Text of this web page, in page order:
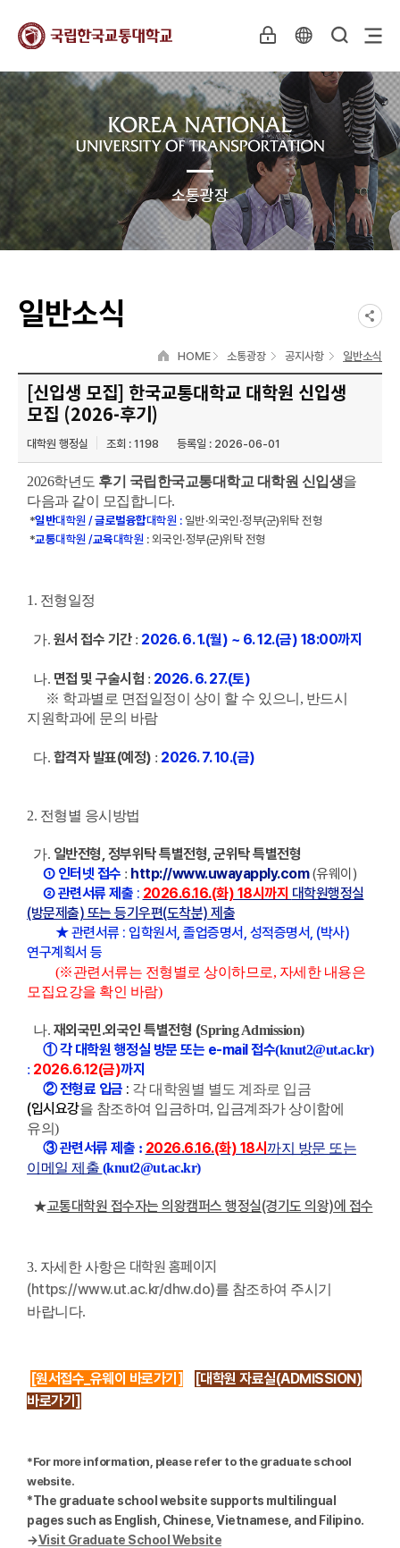
소통광장
일반소식
HOME 소통광장 공지사항 일반소식
[신입생 모집] 한국교통대학교 대학원 신입생
모집 (2026-후기)
대학원 행정실 조회 : 1198 등록일 : 2026-06-01
2026학년도 후기 국립한국교통대학교 대학원 신입생을
다음과 같이 모집합니다.
*일반대학원 /글로벌융합대학원 : 일반·외국인·정부(군)위탁 전형
*교통대학원 /교육대학원 : 외국인·정부(군)위탁 전형
1. 전형일정
가. 원서 접수 기간: 2026. 6. 1.(월) ~ 6. 12.(금) 18:00까지
나. 면접 및 구술시험 : 2026. 6. 27.(토)
※ 학과별로 면접일정이 상이 할 수 있으니, 반드시
지원학과에 문의 바람
다. 합격자 발표(예정) : 2026. 7. 10.(금)
2. 전형별 응시방법
가. 일반전형, 정부위탁 특별전형, 군위탁 특별전형
① 인터넷 접수 : http://www.uwayapply.com(유웨이)
②관련서류 제출 : 2026.6.16.(화) 18시까지 대학원행정실
(방문제출) 또는 등기우편(도착분) 제출
★ 관련서류 : 입학원서, 졸업증명서, 성적증명서, (박사)
연구계획서 등
(※관련서류는 전형별로 상이하므로, 자세한 내용은
모집요강을 확인 바람)
나. 재외국민.외국인 특별전형 (Spring Admission)
① 각 대학원 행정실 방문 또는 e-mail 접수(knut2@ut.ac.kr)
: 2026.6.12(금)까지
② 전형료 입금 : 각 대학원별 별도 계좌로 입금
(입시요강을 참조하여 입금하며, 입금계좌가 상이함에
유의)
③ 관련서류 제출 : 2026.6.16.(화) 18시 까지 방문 또는
이메일 제출 (knut2@ut.ac.kr)
★교통대학원 접수자는 의왕캠퍼스 행정실(경기도 의왕)에 접수
3. 자세한 사항은 대학원 홈페이지
(https://www.ut.ac.kr/dhw.do)를 참조하여 주시기
바랍니다.
[원서접수_유웨이 바로가기]
[대학원 자료실(ADMISSION)
바로가기]
*For more information, please refer to the graduate school
website.
*The graduate school website supports multilingual
pages such as English, Chinese, Vietnamese, and Filipino.
→Visit Graduate School Website